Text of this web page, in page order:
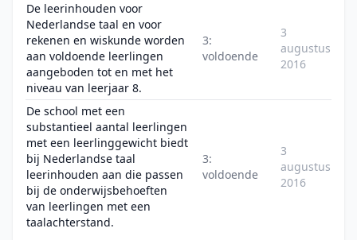
De leerinhouden voor
Nederlandse taal en voor
rekenen en wiskunde worden
aan voldoende leerlingen
aangeboden tot en met het
niveau van leerjaar 8.
3:
voldoende
3
augustus
2016
De school met een
substantieel aantal leerlingen
met een leerlinggewicht biedt
bij Nederlandse taal
leerinhouden aan die passen
bij de onderwijsbehoeften
van leerlingen met een
taalachterstand.
3:
voldoende
3
augustus
2016